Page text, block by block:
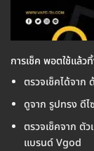
การเช็ค พอตใช้แล้
ตรวจเช็คได้จาก
ดูจาก รูปทรง ดี
ตรวจเช็คจาก ตั
แบรนด์ Vgod